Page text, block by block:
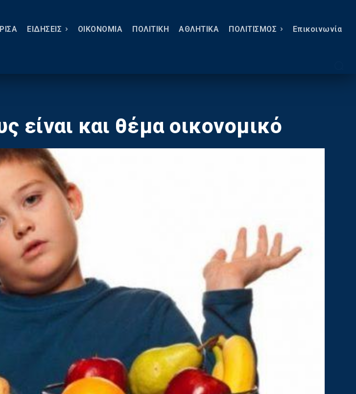
ΕΙΔΗΣΕΙΣ ΟΙΚΟΝΟΜΙΑ ΠΟΛΙΤΙΚΗ ΑΘΛΗΤΙΚΑ ΠΟΛΙΤΙΣΜΟΣ Eπικοινωνία
είναι και θέμα οικονομικό